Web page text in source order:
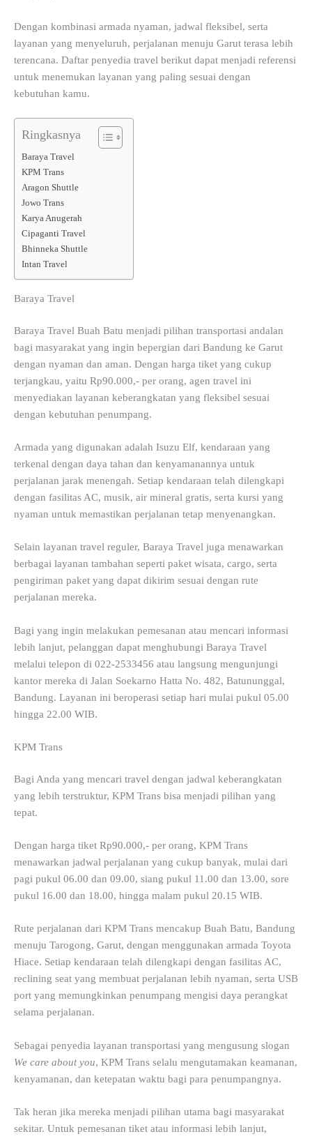
Dengan kombinasi armada nyaman, jadwal fleksibel, serta
layanan yang menyeluruh, perjalanan menuju Garut terasa lebih
terencana. Daftar penyedia travel berikut dapat menjadi referensi
untuk menemukan layanan yang paling sesuai dengan
kebutuhan kamu.
Ringkasnya
Baraya Travel
KPM Trans
Aragon Shuttle
Jowo Trans
Karya Anugerah
Cipaganti Travel
Bhinneka Shuttle
Intan Travel
Baraya Travel
Baraya Travel Buah Batu menjadi pilihan transportasi andalan
bagi masyarakat yang ingin bepergian dari Bandung ke Garut
dengan nyaman dan aman. Dengan harga tiket yang cukup
terjangkau, yaitu Rp90.000,- per orang, agen travel ini
menyediakan layanan keberangkatan yang fleksibel sesuai
dengan kebutuhan penumpang.
Armada yang digunakan adalah Isuzu Elf, kendaraan yang
terkenal dengan daya tahan dan kenyamanannya untuk
perjalanan jarak menengah. Setiap kendaraan telah dilengkapi
dengan fasilitas AC, musik, air mineral gratis, serta kursi yang
nyaman untuk memastikan perjalanan tetap menyenangkan.
Selain layanan travel reguler, Baraya Travel juga menawarkan
berbagai layanan tambahan seperti paket wisata, cargo, serta
pengiriman paket yang dapat dikirim sesuai dengan rute
perjalanan mereka.
Bagi yang ingin melakukan pemesanan atau mencari informasi
lebih lanjut, pelanggan dapat menghubungi Baraya Travel
melalui telepon di 022-2533456 atau langsung mengunjungi
kantor mereka di Jalan Soekarno Hatta No. 482, Batununggal,
Bandung. Layanan ini beroperasi setiap hari mulai pukul 05.00
hingga 22.00 WIB.
KPM Trans
Bagi Anda yang mencari travel dengan jadwal keberangkatan
yang lebih terstruktur, KPM Trans bisa menjadi pilihan yang
tepat.
Dengan harga tiket Rp90.000,- per orang, KPM Trans
menawarkan jadwal perjalanan yang cukup banyak, mulai dari
pagi pukul 06.00 dan 09.00, siang pukul 11.00 dan 13.00, sore
pukul 16.00 dan 18.00, hingga malam pukul 20.15 WIB.
Rute perjalanan dari KPM Trans mencakup Buah Batu, Bandung
menuju Tarogong, Garut, dengan menggunakan armada Toyota
Hiace. Setiap kendaraan telah dilengkapi dengan fasilitas AC,
reclining seat yang membuat perjalanan lebih nyaman, serta USB
port yang memungkinkan penumpang mengisi daya perangkat
selama perjalanan.
Sebagai penyedia layanan transportasi yang mengusung slogan
We care about you, KPM Trans selalu mengutamakan keamanan,
kenyamanan, dan ketepatan waktu bagi para penumpangnya.
Tak heran jika mereka menjadi pilihan utama bagi masyarakat
sekitar. Untuk pemesanan tiket atau informasi lebih lanjut,